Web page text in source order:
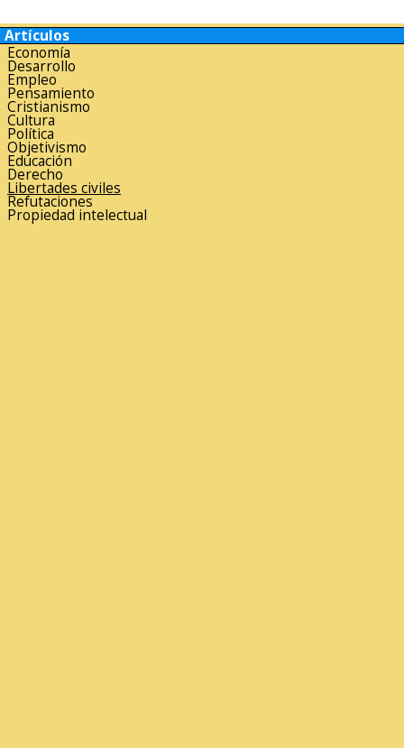
Artículos
Economía
Desarrollo
Empleo
Pensamiento
Cristianismo
Cultura
Política
Objetivismo
Educación
Derecho
Libertades civiles
Refutaciones
Propiedad intelectual